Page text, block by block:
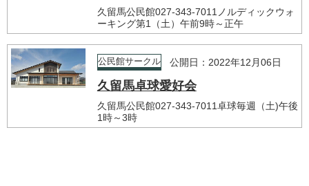
久留馬公民館027-343-7011ノルディックウォ
ーキング第1（土）午前9時～正午
公民館サークル 公開日：2022年12月06日
久留馬卓球愛好会
久留馬公民館027-343-7011卓球毎週（土)午後
1時～3時